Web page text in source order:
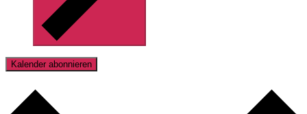
Kalender abonnieren